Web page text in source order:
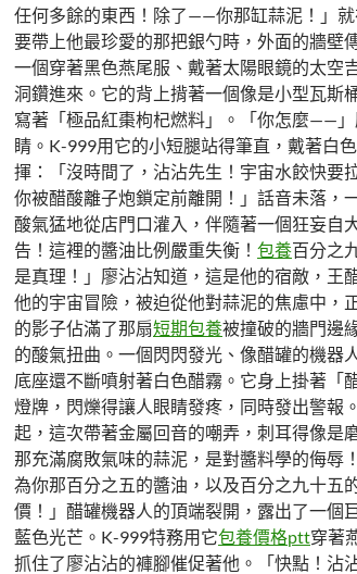
任何多餘的東西！除了——你那缸蒜泥！」
要帶上他最珍愛的那把銀勺時，外面的牆壁
一個穿著黑色燕尾服、戴著太陽眼鏡的太空
洞鑽進來。它的背上揹著一個像是小型瓦斯
寫著「極品紅棗枸杞燃料」。「你怎麼——
睛。K-999用它的小短腿站得筆直，戴著白
揮：「沒時間了，沾沾先生！宇宙水餃快要
你被醋酸離子炮鎖定前離開！」話音未落，
酸氣猛地從店門口灌入，伴隨著一個狂妄自
告！這裡的醬油比例嚴重失衡！ 包養百分之
是真理！」廖沾沾知道，這是他的宿敵，王
他的宇宙冒險，被迫從他對蒜泥的焦慮中，
的影子佔滿了那扇短期包養被撞破的牆門邊
的酸氣扭曲。一個閃閃發光、像醋罐的機器
底座還不斷噴射著白色醋霧。它身上掛著「
燈牌，閃爍得讓人眼睛發疼，同時發出警報
起，這次帶著金屬回音的嘲弄，刺耳得像是
那充滿腐敗氣味的蒜泥，是對醬料學的侮辱
為你那百分之五的醬油，以及百分之九十五
價！」醋罐機器人的頂端裂開，露出了一個
藍色光芒。K-999特務用它包養價格ptt穿著
抓住了廖沾沾的褲腳催促著他。「快點！沾